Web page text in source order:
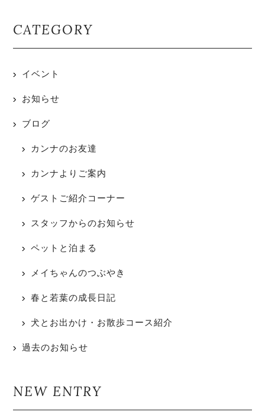
CATEGORY
イベント
お知らせ
ブログ
カンナのお友達
カンナよりご案内
ゲストご紹介コーナー
スタッフからのお知らせ
ペットと泊まる
メイちゃんのつぶやき
春と若葉の成長日記
犬とお出かけ・お散歩コース紹介
過去のお知らせ
NEW ENTRY